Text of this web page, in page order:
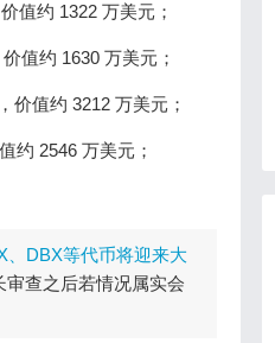
值约 1322 万美元；
值约 1630 万美元；
价值约 3212 万美元；
约 2546 万美元；
、DBX等代币将迎来大
查之后若情况属实会